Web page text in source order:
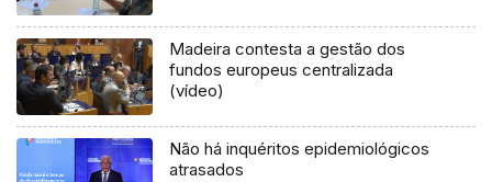
Madeira contesta a gestão dos
fundos europeus centralizada
(vídeo)
Não há inquéritos epidemiológicos
atrasados